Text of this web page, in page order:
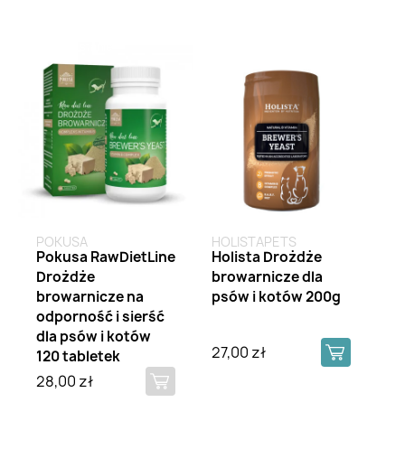
POKUSA
Pokusa RawDietLine
Drożdże
browarnicze na
odporność i sierść
dla psów i kotów
120 tabletek
28,00 zł
HOLISTAPETS
Holista Drożdże
browarnicze dla
psów i kotów 200g
27,00 zł